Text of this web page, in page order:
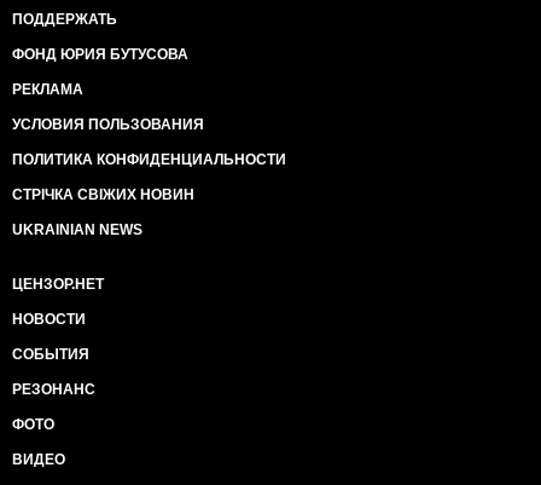
ПОДДЕРЖАТЬ
ФОНД ЮРИЯ БУТУСОВА
РЕКЛАМА
УСЛОВИЯ ПОЛЬЗОВАНИЯ
ПОЛИТИКА КОНФИДЕНЦИАЛЬНОСТИ
СТРІЧКА СВІЖИХ НОВИН
UKRAINIAN NEWS
ЦЕНЗОР.НЕТ
НОВОСТИ
СОБЫТИЯ
РЕЗОНАНС
ФОТО
ВИДЕО